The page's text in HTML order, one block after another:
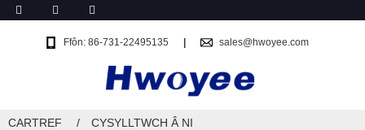
Ffôn: 86-731-22495135 sales@hwoyee.com
CARTREF CYSYLLTWCH Â NI